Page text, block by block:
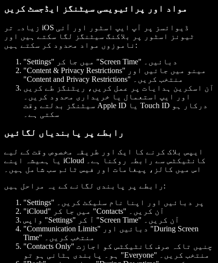
مواد اور پرائیویسی سیٹنگز ایڈجسٹ کریں
زیادہ تر iOS ڈیوائسز پر آپ ایپ اسٹور اور آئی
ٹیونز اسٹور پر بلاکنگ سیٹنگز لگا سکتے ہیں اور
ناموزوں مواد محدود کر سکتے ہیں:
"Settings" میں جا کر "Screen Time" دبائیں۔
"Content & Privacy Restrictions" مینو میں جائیں اور
"Content and Privacy Restrictions" منتخب کریں۔
آن اسکرین ہدایات پر عمل کریں، ریٹنگز طے کریں
اور ایپ استعمال یا خریداری محدود کریں۔
سیٹنگز بدلتے وقت Apple ID یا Touch ID درکار ہو
سکتی ہے۔
رابطے پر پابندیاں لگائیں
ایپس بلاک کرنے کا ایک اور طریقہ مخصوص وقت کے لیے
یا ہمیشہ اپنے iCloud کانٹیکٹس سے رابطہ روکنا ہے۔
اس میں کالز، پیغامات اور فیس ٹائم سب شامل ہیں۔
رابطے پر پابندی لگانے کے یہ مراحل ہیں:
"Settings" پر دبائیں اور اپنا نام سلیکٹ کریں۔
"iCloud" میں جا کر "Contacts" آن کریں۔
واپس "Settings" آ کر "Screen Time" آن کریں۔
"Communication Limits" دبائیں اور "During Screen
Time" منتخب کریں۔
"Contacts Only" چنیں تاکہ صرف کانٹیکٹس کو اجازت
ہو۔ پابندی ہٹانی ہو تو "Everyone" منتخب کریں۔